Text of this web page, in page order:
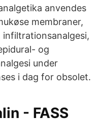
anvendes
membraner,
og
under
i dag for obsolet.
- FASS